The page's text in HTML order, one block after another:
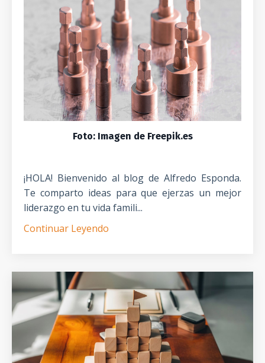
Foto: Imagen de Freepik.es
¡HOLA! Bienvenido al blog de Alfredo Esponda.
Te comparto ideas para que ejerzas un mejor
liderazgo en tu vida famili...
Continuar Leyendo